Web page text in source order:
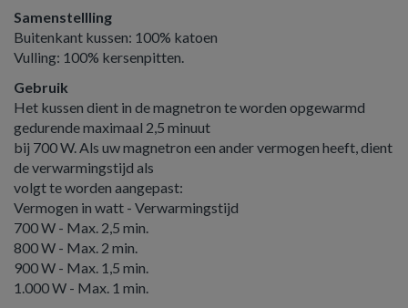
Samenstellling
Buitenkant kussen: 100% katoen
Vulling: 100% kersenpitten.
Gebruik
Het kussen dient in de magnetron te worden opgewarmd
gedurende maximaal 2,5 minuut
bij 700 W. Als uw magnetron een ander vermogen heeft, dient
de verwarmingstijd als
volgt te worden aangepast:
Vermogen in watt - Verwarmingstijd
700 W - Max. 2,5 min.
800 W - Max. 2 min.
900 W - Max. 1,5 min.
1.000 W - Max. 1 min.